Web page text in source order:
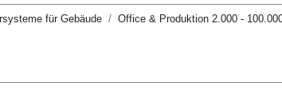
für Gebäude Office & Produktion 2.000 -